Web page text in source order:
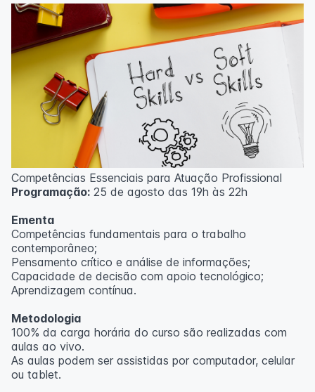
Competências Essenciais para Atuação Profissional
Programação: 25 de agosto das 19h às 22h
Ementa
Competências fundamentais para o trabalho
contemporâneo;
Pensamento crítico e análise de informações;
Capacidade de decisão com apoio tecnológico;
Aprendizagem contínua.
Metodologia
100% da carga horária do curso são realizadas com
aulas ao vivo.
As aulas podem ser assistidas por computador, celular
ou tablet.